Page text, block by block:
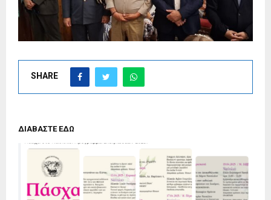
SHARE
ΔΙΑΒΑΣΤΕ ΕΔΩ